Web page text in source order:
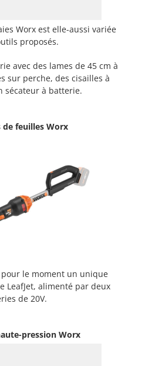
Worx est elle-aussi variée
proposés.
avec des lames de 45 cm à
sur perche, des cisailles à
sécateur à batterie.
de feuilles Worx
le moment un unique
LeafJet, alimenté par deux
de 20V.
pression Worx